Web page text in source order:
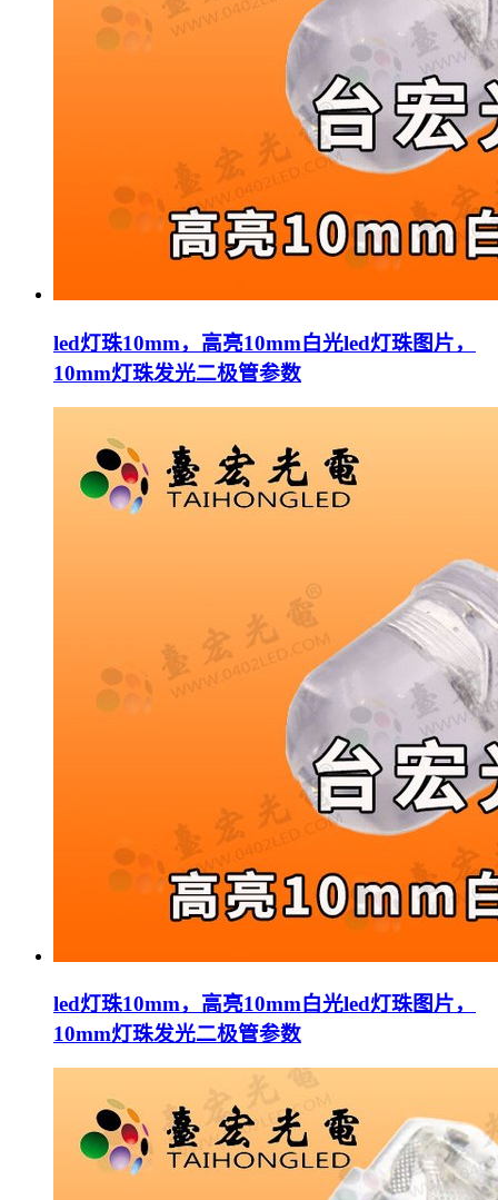
led灯珠10mm，高亮10mm白光led灯珠图片，
10mm灯珠发光二极管参数
led灯珠10mm，高亮10mm白光led灯珠图片，
10mm灯珠发光二极管参数